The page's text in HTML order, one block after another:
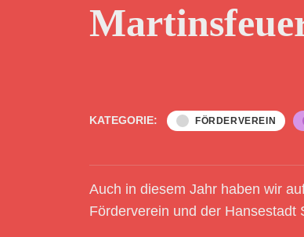
KATEGORIE: FÖRDERVEREIN
Auch in diesem Jahr haben wir
Förderverein und der Hansestadt